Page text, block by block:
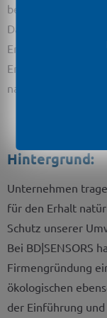
betrachtet,
Dabei geht es um
Energieeffizienz,
Emissionen – also
nachhaltiges
Hintergrund:
Unternehmen
für den Erhalt
Schutz unserer
Bei BD|SENSORS
Firmengründung
ökologischen
der Einführung